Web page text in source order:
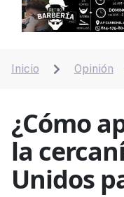
Inicio  Opinión
¿Cómo
la
Unidos